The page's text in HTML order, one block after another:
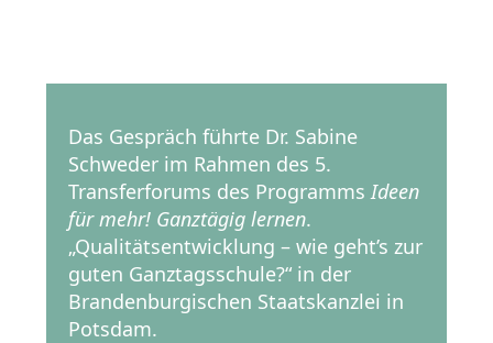
Das Gespräch führte Dr. Sabine
Schweder im Rahmen des 5.
Transferforums des Programms Ideen
für mehr! Ganztägig lernen.
„Qualitätsentwicklung – wie geht’s zur
guten Ganztagsschule?“ in der
Brandenburgischen Staatskanzlei in
Potsdam.